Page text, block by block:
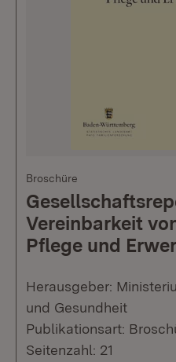
Broschüre
Vereinbarkeit
Pflege und
Herausgeber:
und Gesundheit
Publikationsart:
Seitenzahl: 21